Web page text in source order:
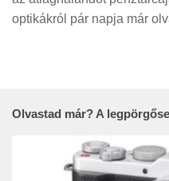
optikákról pár napja már
Olvastad már? A